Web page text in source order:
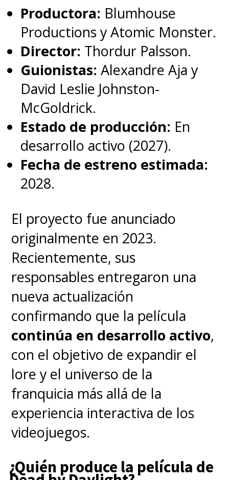
LaParte 2continúa
exactamente donde termina la
anterior, con Paul(Timothée
Chalamet),Jessica(Rebecca
Ferguson)y Chani(Zendaya)
haciendo planes para lograr una
jugada de poder contra el
despiadado
emperador Padishah Shaddam
IV (Christopher Walken) y poder
desierto, mientras Paul va
descubriendo qué significan sus
visiones.
La conclusión deDune
ha llegado a los cines y sus
protagonistasZendayay
Chalamethan declaradoestar
"muy entusiasmados" de
escuchar los planes del
Villeneuve para una tercera
película, que -
no está confirmada
Productora: Blumhouse
Productions y Atomic Monster.
Director: Thordur Palsson.
Guionistas: Alexandre Aja y
David Leslie Johnston-
McGoldrick.
Estado de producción: En
desarrollo activo (2027).
Fecha de estreno estimada:
2028.
El proyecto fue anunciado
originalmente en 2023.
Recientemente, sus
responsables entregaron una
nueva actualización
confirmando que la película
continúa en desarrollo activo,
con el objetivo de expandir el
lore y el universo de la
franquicia más allá de la
experiencia interactiva de los
videojuegos.
¿Quién produce la película de